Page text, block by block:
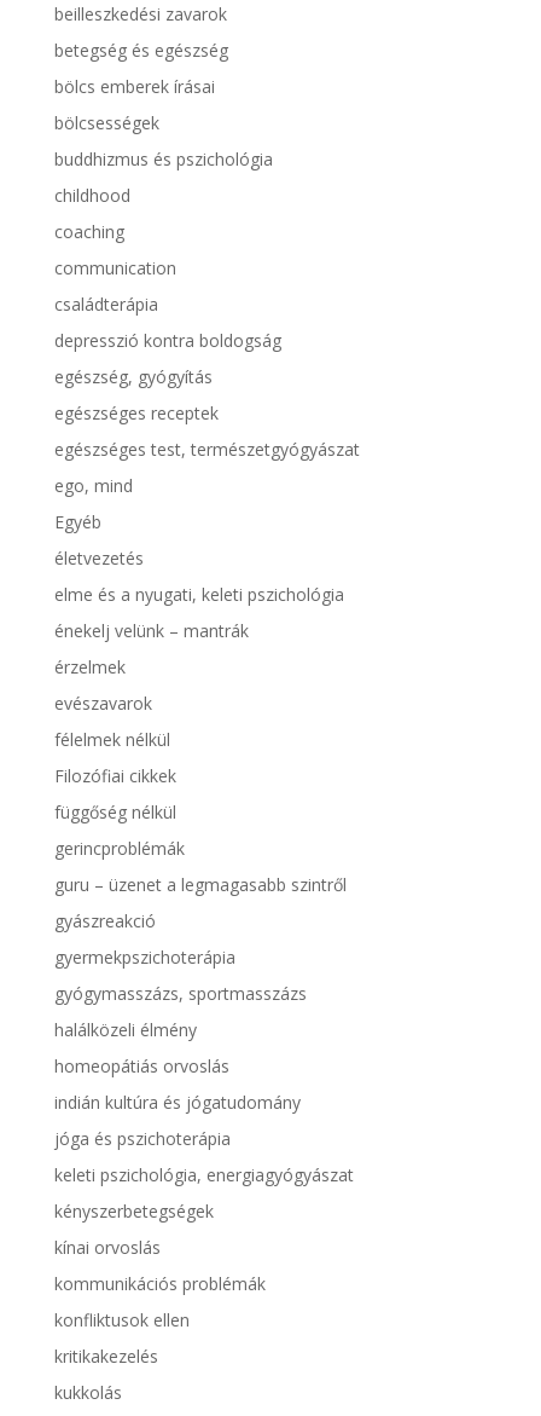
beilleszkedési zavarok
betegség és egészség
bölcs emberek írásai
bölcsességek
buddhizmus és pszichológia
childhood
coaching
communication
családterápia
depresszió kontra boldogság
egészség, gyógyítás
egészséges receptek
egészséges test, természetgyógyászat
ego, mind
Egyéb
életvezetés
elme és a nyugati, keleti pszichológia
énekelj velünk – mantrák
érzelmek
evészavarok
félelmek nélkül
Filozófiai cikkek
függőség nélkül
gerincproblémák
guru – üzenet a legmagasabb szintről
gyászreakció
gyermekpszichoterápia
gyógymasszázs, sportmasszázs
halálközeli élmény
homeopátiás orvoslás
indián kultúra és jógatudomány
jóga és pszichoterápia
keleti pszichológia, energiagyógyászat
kényszerbetegségek
kínai orvoslás
kommunikációs problémák
konfliktusok ellen
kritikakezelés
kukkolás